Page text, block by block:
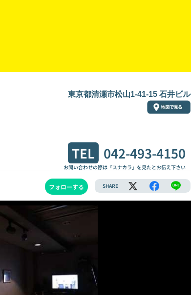
東京都清瀬市松山1-41-15 石井ビル
TEL 042-493-4150
お問い合わせの際は「スナカラ」を見たとお伝え下さい
フォローする SHARE